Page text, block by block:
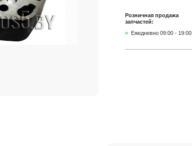
Розничная продажа
запчастей:
Ежедневно 09:00 - 19:00